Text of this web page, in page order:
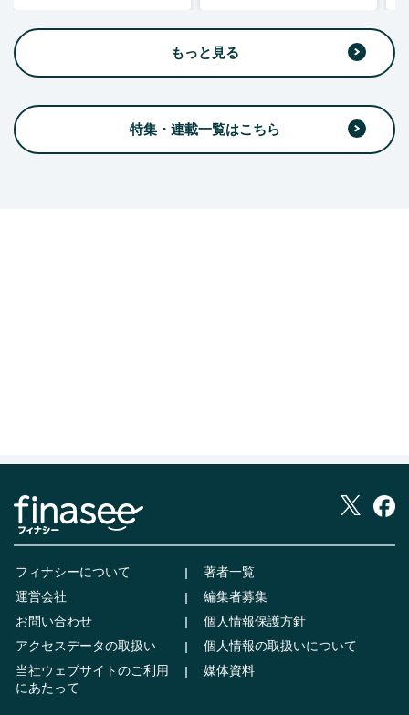
もっと見る
特集・連載一覧はこちら
フィナシーについて
著者一覧
運営会社
編集者募集
お問い合わせ
個人情報保護方針
アクセスデータの取扱い
個人情報の取扱いについて
当社ウェブサイトのご利用
にあたって
媒体資料